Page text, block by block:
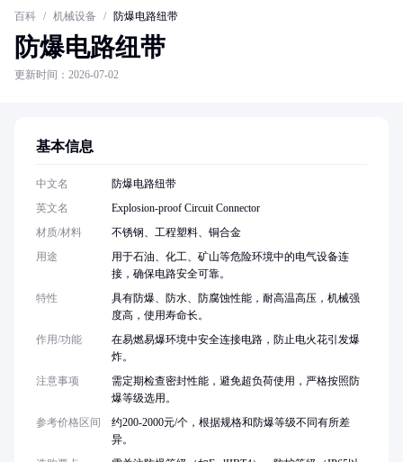
百科 / 机械设备 / 防爆电路纽带
防爆电路纽带
更新时间：2026-07-02
基本信息
中文名
防爆电路纽带
英文名
Explosion-proof Circuit Connector
材质/材料
不锈钢、工程塑料、铜合金
用途
用于石油、化工、矿山等危险环境中的电气设备连
接，确保电路安全可靠。
特性
具有防爆、防水、防腐蚀性能，耐高温高压，机械强
度高，使用寿命长。
作用/功能
在易燃易爆环境中安全连接电路，防止电火花引发爆
炸。
注意事项
需定期检查密封性能，避免超负荷使用，严格按照防
爆等级选用。
参考价格区间
约200-2000元/个，根据规格和防爆等级不同有所差
异。